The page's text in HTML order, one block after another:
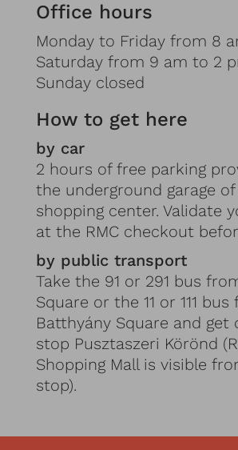
Office hours
Monday to Friday from 8
Saturday from 9 am to 2
Sunday closed
How to get here
by car
2 hours of free parking
the underground garage
shopping center. Validate
at the RMC checkout
by public transport
Take the 91 or 291 bus
Square or the 11 or 111 bus
Batthyány Square and get
stop Pusztaszeri Körönd
Shopping Mall is visible
stop).